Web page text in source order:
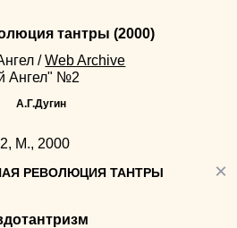
×
тантры (2000)
/ Web Archive
Ангел" №2
А.Г.Дугин
М., 2000
РЕВОЛЮЦИЯ ТАНТРЫ